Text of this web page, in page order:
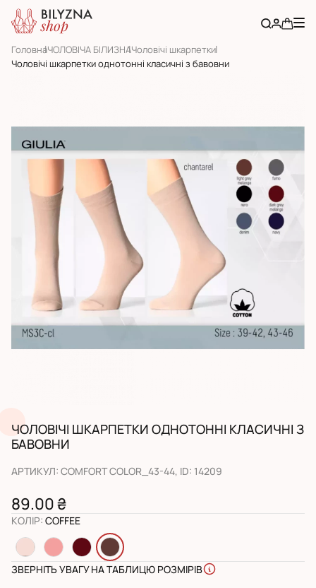
ГоловнаЧОЛОВІЧА БІЛИЗНАЧоловічі шкарпетки
Чоловічі шкарпетки однотонні класичні з бавовни
ЧОЛОВІЧІ ШКАРПЕТКИ ОДНОТОННІ КЛАСИЧНІ З
БАВОВНИ
АРТИКУЛ: COMFORT COLOR_43-44, ID: 14209
89.00 ₴
КОЛІР: COFFEE
ЗВЕРНІТЬ УВАГУ НА ТАБЛИЦЮ РОЗМІРІВ